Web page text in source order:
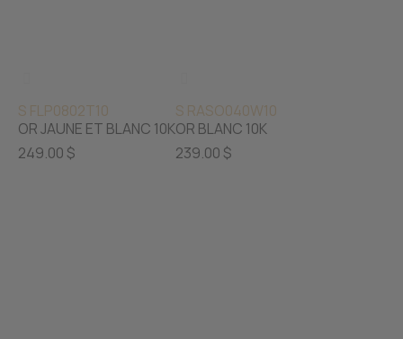
S FLP0802T10
OR JAUNE ET BLANC 10K
249.00 $
S RASO040W10
OR BLANC 10K
239.00 $